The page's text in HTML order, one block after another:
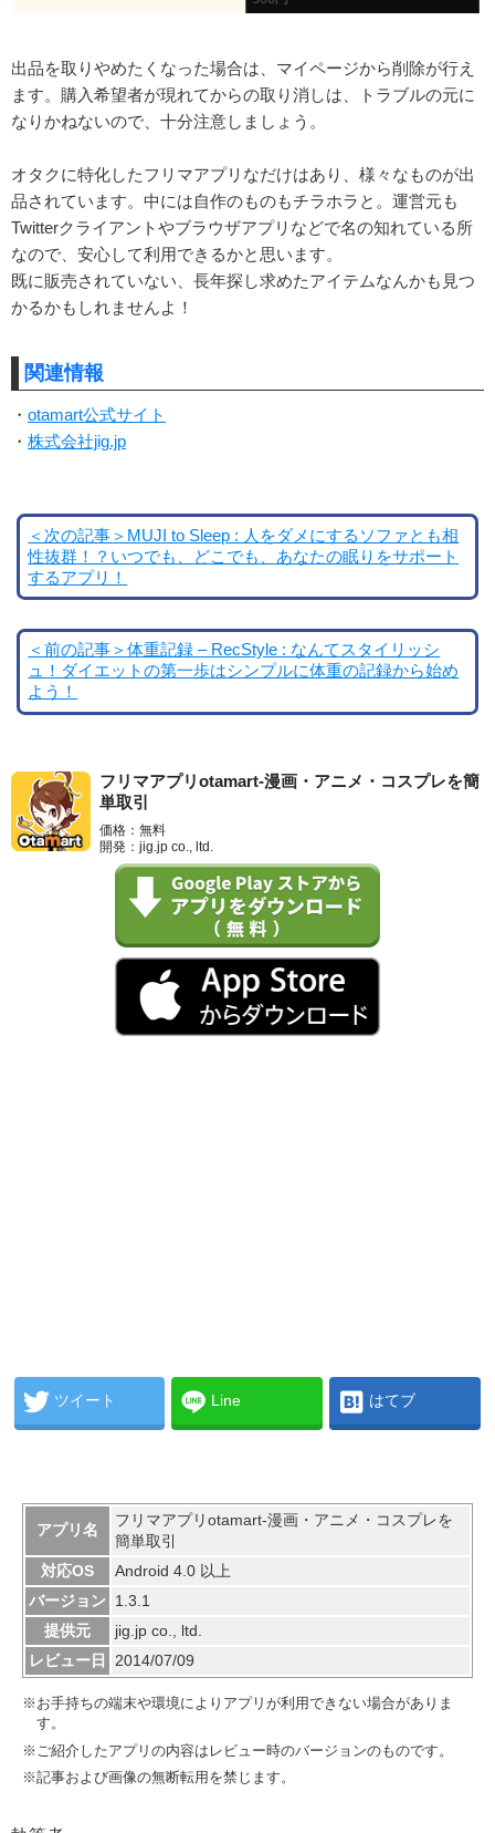
出品を取りやめたくなった場合は、マイページから削除が行え
ます。購入希望者が現れてからの取り消しは、トラブルの元に
なりかねないので、十分注意しましょう。
オタクに特化したフリマアプリなだけはあり、様々なものが出
品されています。中には自作のものもチラホラと。運営元も
Twitterクライアントやブラウザアプリなどで名の知れている所
なので、安心して利用できるかと思います。
既に販売されていない、長年探し求めたアイテムなんかも見つ
かるかもしれませんよ！
関連情報
・ otamart公式サイト
・ 株式会社jig.jp
＜次の記事＞MUJI to Sleep : 人をダメにするソファとも相
性抜群！？いつでも、どこでも、あなたの眠りをサポート
するアプリ！
＜前の記事＞体重記録 – RecStyle : なんてスタイリッシ
ュ！ダイエットの第一歩はシンプルに体重の記録から始め
よう！
フリマアプリotamart-漫画・アニメ・コスプレを簡
単取引
価格：無料
開発：jig.jp co., ltd.
ツイート Line はてブ
アプリ名
フリマアプリotamart-漫画・アニメ・コスプレを
簡単取引
対応OS
Android 4.0 以上
バージョン
1.3.1
提供元
jig.jp co., ltd.
レビュー日
2014/07/09
※お手持ちの端末や環境によりアプリが利用できない場合がありま
す。
※ご紹介したアプリの内容はレビュー時のバージョンのものです。
※記事および画像の無断転用を禁じます。